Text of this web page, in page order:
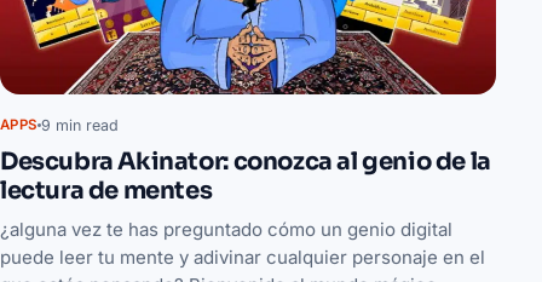
APPS 9 min read
Descubra Akinator: conozca al genio de la
lectura de mentes
¿alguna vez te has preguntado cómo un genio digital
puede leer tu mente y adivinar cualquier personaje en el